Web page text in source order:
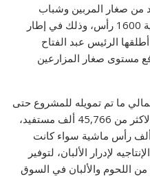
جديدا لـ 80 مستفيد من صغار المربين وشباب
الخريجين، بإجمالى عدد رؤوس ماشية 1600 رأس، وذلك في إطار
الرئيس عبد الفتاح
مستوى صغار المزارعين
ما تم تمويله للمشروع حتى
الآن، 10 مليارات و 673 مليون جنيه لاكثر من 45,766 ألف مستفيد،
وتسمين مايزيد عن 531,381 ألف رأس ماشية سواء كانت
لإدرار الألبان، لتوفير
اللحوم والألبان في السوق